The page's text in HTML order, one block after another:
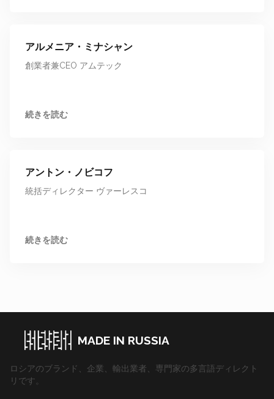
アルメニア・ミナシャン
創業者兼CEO アムテック
続きを読む
アントン・ノビコフ
統括ディレクター ヴァーレスコ
続きを読む
MADE IN RUSSIA
ロシアのブランド、企業、輸出業者、専門家の多言語ディレクト
リです。